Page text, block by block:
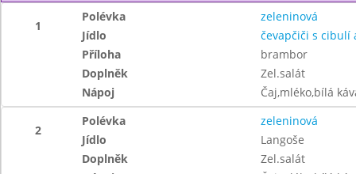
1
Polévka
zeleninová
Jídlo
čevapčiči s cibulí
Příloha
brambor
Doplněk
Zel.salát
Nápoj
Čaj,mléko,bílá
2
Polévka
zeleninová
Jídlo
Langoše
Doplněk
Zel.salát